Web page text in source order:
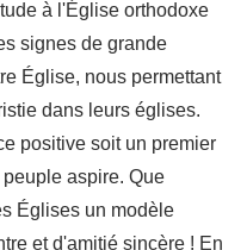
à l'Église orthodoxe
signes de grande
Église, nous permettant
dans leurs églises.
positive soit un premier
aspire. Que
Églises un modèle